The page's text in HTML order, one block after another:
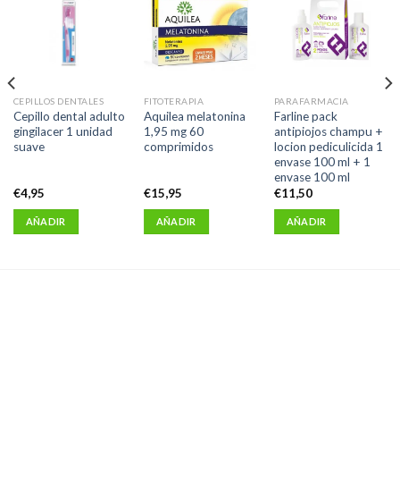
CEPILLOS DENTALES
Cepillo dental adulto
gingilacer 1 unidad
suave
€4,95
AÑADIR
FITOTERAPIA
Aquilea melatonina
1,95 mg 60
comprimidos
€15,95
AÑADIR
PARAFARMACIA
Farline pack
antipiojos champu +
locion pediculicida 1
envase 100 ml + 1
envase 100 ml
€11,50
AÑADIR